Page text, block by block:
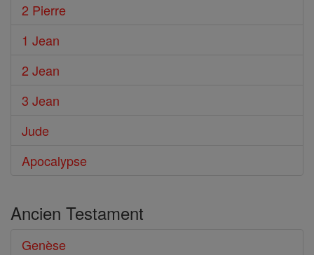
2 Pierre
1 Jean
2 Jean
3 Jean
Jude
Apocalypse
Ancien Testament
Genèse